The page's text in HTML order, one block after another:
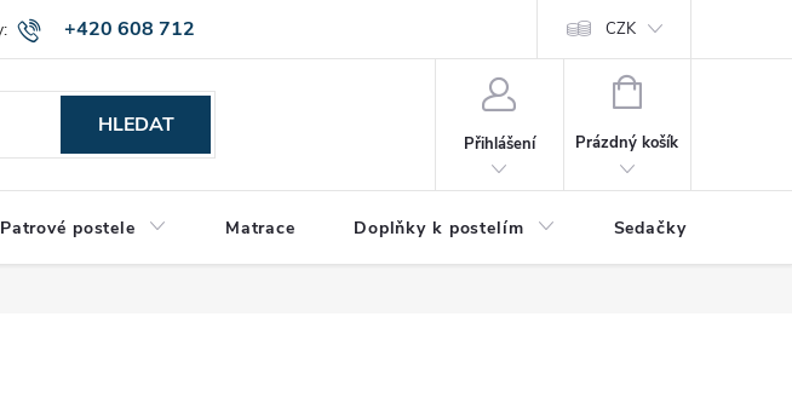
+420 608 712
Montáž a výnos zboží Podmínky ochrany osobních údajů
CZK
HLEDAT
Přihlášení
NÁKUPNÍ
Prázdný košík
Patrové postele Matrace Doplňky k postelím Sedačky